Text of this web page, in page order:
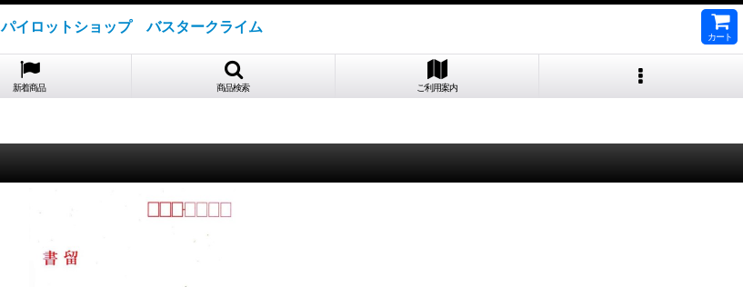
パイロットショップ バスタークライム
カート
新着商品 商品検索 ご利用案内